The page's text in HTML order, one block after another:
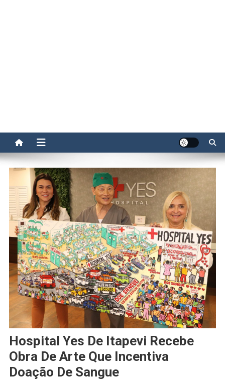
Hospital Yes De Itapevi Recebe
Obra De Arte Que Incentiva
Doação De Sangue